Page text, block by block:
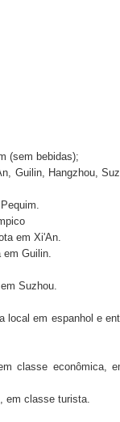
(sem bebidas);
Guilin, Hangzhou,
em Xi'An.
em Guilin.
Suzhou.
local em espanhol e
classe econômica,
em classe turista.